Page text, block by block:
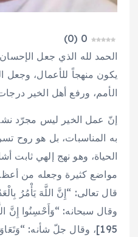
0
(
0
)
الحمد لله الذي جعل
يكون منهجاً للأعمال، وجعل
الأمم، ورفع أهل الخير
إنّ عمل الخير ليس مجرّد
به المناسبات، بل هو روح
الحياة، وهو نهج إلهي ثابت
مواضع كثيرة وجعله من
وقال سبحانه: “وَأَحْسِنُوا إِنَّ
195]، وقال جلّ شأنه: